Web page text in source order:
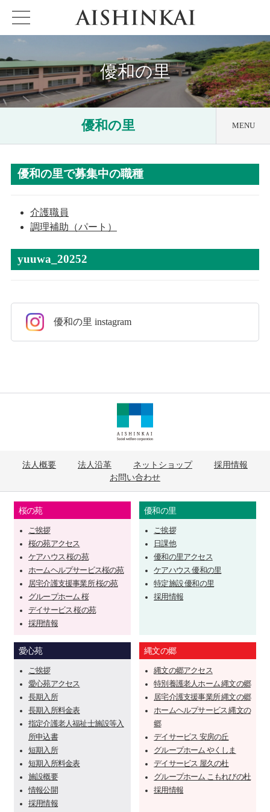
優和の里
優和の里 MENU
アクセス
優和の里で募集中の職種
介護職員
調理補助（パート）
yuuwa_20252
優和の里 instagram
法人概要 法人沿革 ネットショップ
採用情報
お問い合わせ
桜の苑
ご挨拶
桜の苑アクセス
ケアハウス 桜の苑
ホームヘルプサービス桜の苑
居宅介護支援事業所 桜の苑
グループホーム 桜
デイサービス 桜の苑
採用情報
優和の里
ご挨拶
日課他
優和の里アクセス
ケアハウス 優和の里
特定施設 優和の里
採用情報
愛心苑
ご挨拶
愛心苑アクセス
長期入所
長期入所料金表
指定介護老人福祉士施設等入
所申込書
短期入所
短期入所料金表
施設概要
情報公開
採用情報
縄文の郷
縄文の郷アクセス
特別養護老人ホーム 縄文の郷
居宅介護支援事業所 縄文の郷
ホームヘルプサービス 縄文の
郷
デイサービス 安房の丘
グループホーム やくしま
デイサービス 屋久の杜
グループホーム こもれびの杜
採用情報